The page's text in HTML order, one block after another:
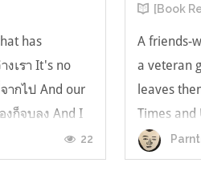
has
งเรา It's no
ากไป And our
งก็จบลง And I
นเพลงโปรดของ
feel like
22
[Book Review]
A friends-
a veteran
leaves
Times and
Rachel
Changer